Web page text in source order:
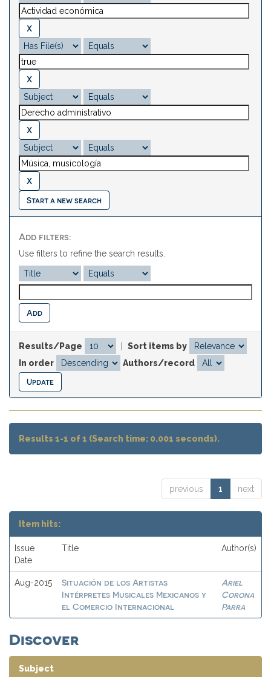
Start a new search
Add filters:
Use filters to refine the search results.
Results/Page
Sort items by
In order
Authors/record
Results 1-1 of 1 (Search time: 0.001 seconds).
previous 1 next
Item hits:
Issue
Date
Title Author(s)
Aug-2015
Situación de los Artistas
Intérpretes Musicales Mexicanos y
el Comercio Internacional
Ariel
Corona
Parra
Discover
Subject